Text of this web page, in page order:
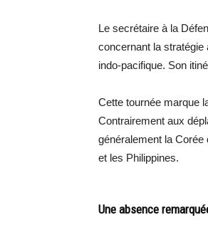
Le secrétaire à la
concernant la
indo-pacifique. Son
Cette tournée marque
Contrairement aux
généralement la
et les Philippines.
Une absence